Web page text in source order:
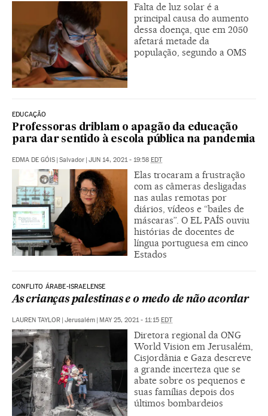
Falta de luz solar é a
principal causa do aumento
dessa doença, que em 2050
afetará metade da
população, segundo a OMS
EDUCAÇÃO
Professoras driblam o apagão da educação
para dar sentido à escola pública na pandemia
EDMA DE GÓIS | Salvador | JUN 14, 2021 - 19:58 EDT
Elas trocaram a frustração
com as câmeras desligadas
nas aulas remotas por
diários, vídeos e “bailes de
máscaras”. O EL PAÍS ouviu
histórias de docentes de
língua portuguesa em cinco
Estados
CONFLITO ÁRABE-ISRAELENSE
As crianças palestinas e o medo de não acordar
LAUREN TAYLOR | Jerusalém | MAY 25, 2021 - 11:15 EDT
Diretora regional da ONG
World Vision em Jerusalém,
Cisjordânia e Gaza descreve
a grande incerteza que se
abate sobre os pequenos e
suas famílias depois dos
últimos bombardeios